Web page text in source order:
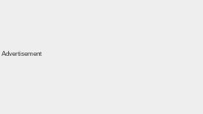
Advertisement